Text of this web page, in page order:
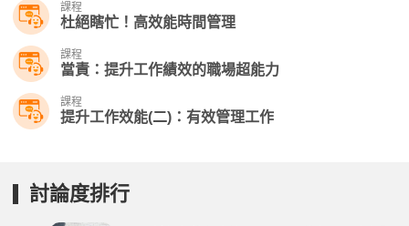
課程
杜絕瞎忙！高效能時間管理
課程
當責：提升工作績效的職場超能力
課程
提升工作效能(二)：有效管理工作
討論度排行